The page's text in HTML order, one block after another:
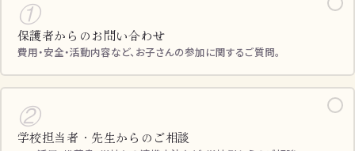
①
保護者からのお問い合わせ
費用・安全・活動内容など、お子さんの参加に関するご質問。
②
学校担当者・先生からのご相談